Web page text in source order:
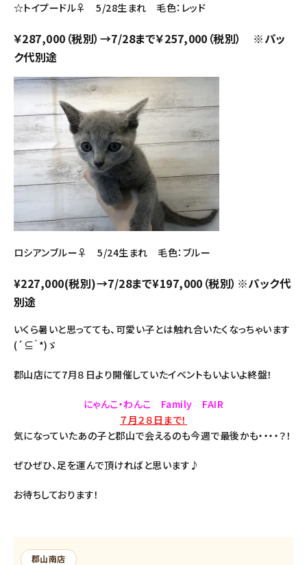
☆トイプードル♀ 5/28生まれ 毛色：レッド
￥287,000（税別）→7/28まで￥257,000（税別） ※パッ
ク代別途
ロシアンブルー♀ 5/24生まれ 毛色：ブルー
¥227,000(税別)→7/28まで¥197,000（税別）※パック代
別途
いくら暑いと思ってても、可愛い子とは触れ合いたくなっちゃいます
(´⊆｀*)ゞ
郡山店にて7月８日より開催していたイベントもいよいよ終盤！
にゃんこ・わんこ Family FAIR
７月２８日まで！
気になっていたあの子と郡山で会えるのも今週で最後かも・・・・？！
ぜひぜひ、足を運んで頂ければと思います♪
お待ちしております！
郡山南店